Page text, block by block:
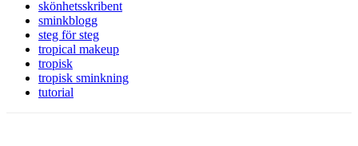
skönhetsskribent
sminkblogg
steg för steg
tropical makeup
tropisk
tropisk sminkning
tutorial